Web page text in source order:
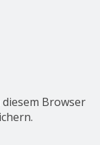
Browser